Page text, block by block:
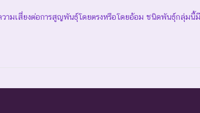
มเสี่ยงต่อการสูญพันธุ์โดยตรงหรือโดยอ้อม ชนิดพันธุ์กลุ่มนี้